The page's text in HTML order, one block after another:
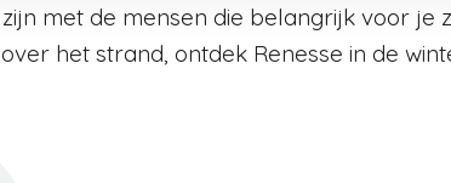
met de mensen die belangrijk voor je
het strand, ontdek Renesse in de